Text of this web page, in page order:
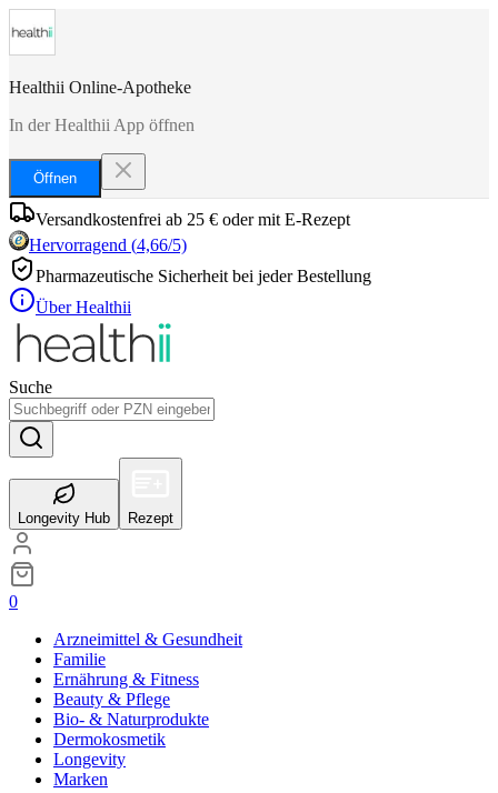
Healthii Online-Apotheke
In der Healthii App öffnen
Öffnen
Versandkostenfrei ab 25 € oder mit E-Rezept
Hervorragend (4,66/5)
Pharmazeutische Sicherheit bei jeder Bestellung
Über Healthii
Suche
Longevity Hub Rezept
0
Arzneimittel & Gesundheit
Familie
Ernährung & Fitness
Beauty & Pflege
Bio- & Naturprodukte
Dermokosmetik
Longevity
Marken